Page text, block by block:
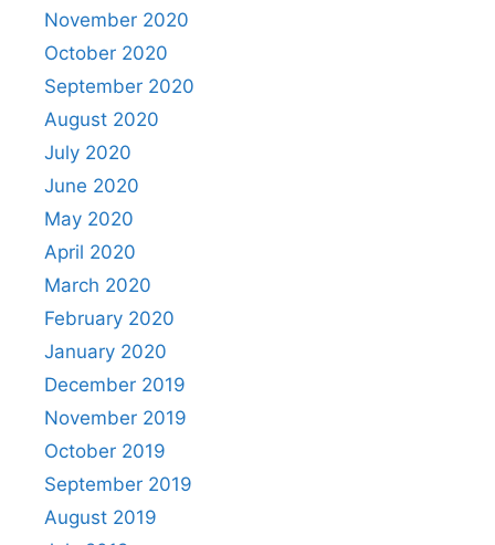
November 2020
October 2020
September 2020
August 2020
July 2020
June 2020
May 2020
April 2020
March 2020
February 2020
January 2020
December 2019
November 2019
October 2019
September 2019
August 2019